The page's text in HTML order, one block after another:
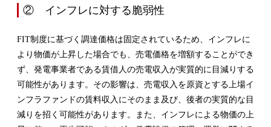
② インフレに対する脆弱性
FIT制度に基づく調達価格は固定されているため、インフレに
より物価が上昇した場合でも、売電価格を増額することができ
ず、発電事業者である賃借人の売電収入が実質的に目減りする
可能性があります。その影響は、売電収入を原資とする上場イ
ンフラファンドの賃料収入にそのまま及び、後者の実質的な目
減りを招く可能性があります。また、インフレによる物価の上